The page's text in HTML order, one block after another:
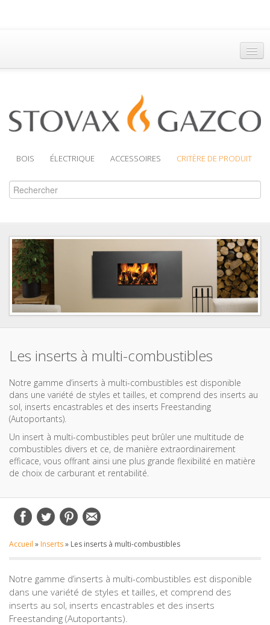
Accueil
Brochures
BOIS ÉLECTRIQUE ACCESSOIRES CRITÈRE DE PRODUIT
Les inserts à multi-combustibles
Notre gamme d’inserts à multi-combustibles est disponible
dans une variété de styles et tailles, et comprend des inserts au
sol, inserts encastrables et des inserts Freestanding
(Autoportants).
Un insert à multi-combustibles peut brûler une multitude de
combustibles divers et ce, de manière extraordinairement
efficace, vous offrant ainsi une plus grande flexibilité en matière
de choix de carburant et rentabilité.
Accueil » Inserts» Les inserts à multi-combustibles
Notre gamme d’inserts à multi-combustibles est disponible
dans une variété de styles et tailles, et comprend des
inserts au sol, inserts encastrables et des inserts
Freestanding (Autoportants).